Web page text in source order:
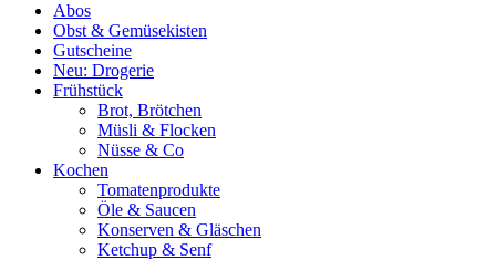
Abos
Obst & Gemüsekisten
Gutscheine
Neu: Drogerie
Frühstück
Brot, Brötchen
Müsli & Flocken
Nüsse & Co
Kochen
Tomatenprodukte
Öle & Saucen
Konserven & Gläschen
Ketchup & Senf